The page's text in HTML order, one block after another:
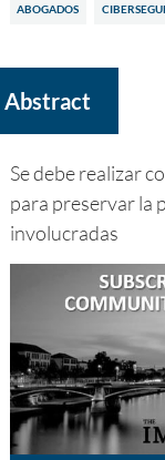
ABOGADOS
Abstract
Se debe realizar
para preservar la
involucradas